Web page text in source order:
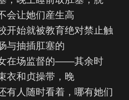
会让她们産生高
始就被教育绝对禁止触
抽插肛塞的
在场监督的——其余时
衣和贞操带，晚
有人随时看着，哪有她们